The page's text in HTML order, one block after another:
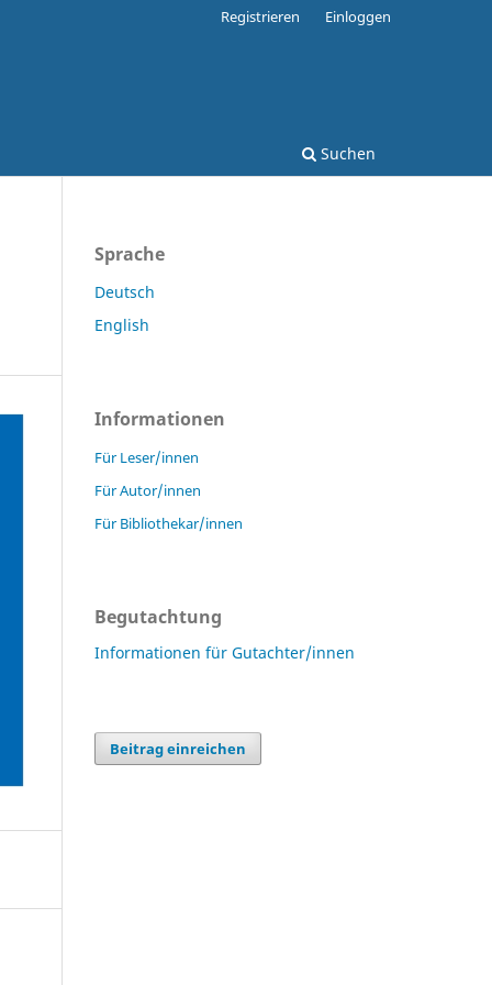
Suchen
Registrieren Einloggen
Sprache
Deutsch
English
Informationen
Für Leser/innen
Für Autor/innen
Für Bibliothekar/innen
Begutachtung
Informationen für Gutachter/innen
Beitrag einreichen